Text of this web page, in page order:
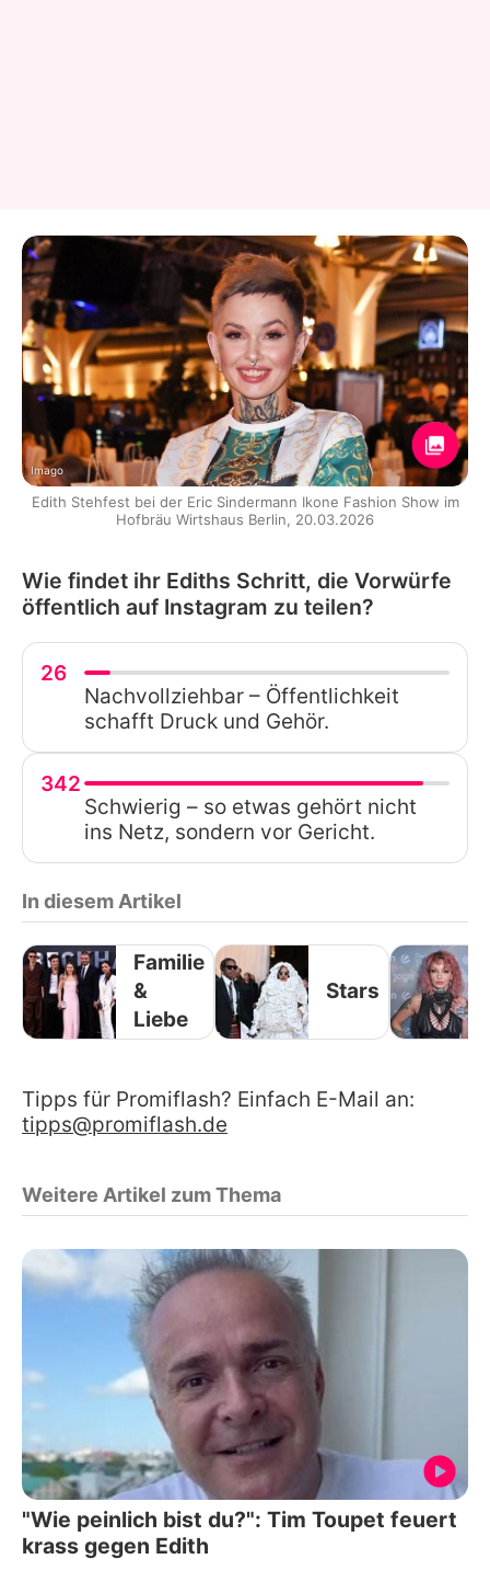
Imago
Edith Stehfest bei der Eric Sindermann Ikone Fashion Show im
Hofbräu Wirtshaus Berlin, 20.03.2026
Wie findet ihr Ediths Schritt, die Vorwürfe
öffentlich auf Instagram zu teilen?
26
Nachvollziehbar – Öffentlichkeit
schafft Druck und Gehör.
342
Schwierig – so etwas gehört nicht
ins Netz, sondern vor Gericht.
In diesem Artikel
Familie
&
Liebe
Stars
Tipps für Promiflash? Einfach E-Mail an:
tipps@promiflash.de
Weitere Artikel zum Thema
"Wie peinlich bist du?": Tim Toupet feuert
krass gegen Edith